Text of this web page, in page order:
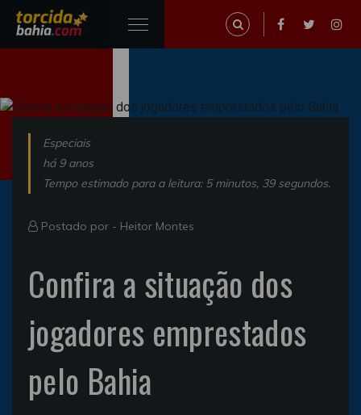
Especiais
há 9 anos
Tempo estimado para a leitura: 5 minutos, 39 segundos.
Postado por - Heitor Montes
Confira a situação dos
jogadores emprestados
pelo Bahia